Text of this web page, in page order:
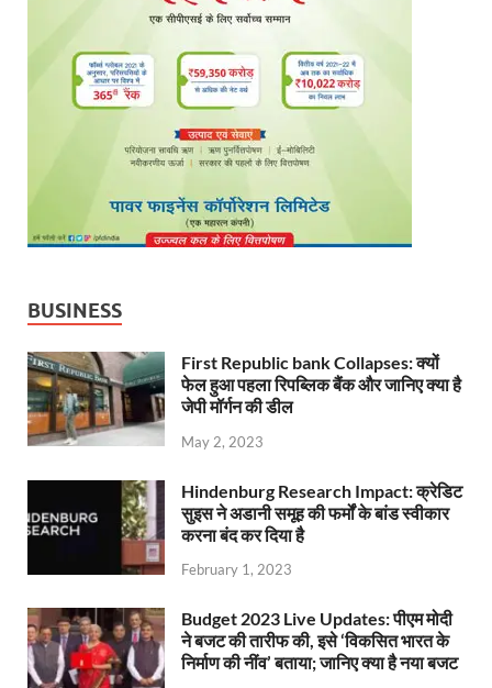
BUSINESS
First Republic bank Collapses: क्यों
फेल हुआ पहला रिपब्लिक बैंक और जानिए क्या है
जेपी मॉर्गन की डील
May 2, 2023
Hindenburg Research Impact: क्रेडिट
सुइस ने अडानी समूह की फर्मों के बांड स्वीकार
करना बंद कर दिया है
February 1, 2023
Budget 2023 Live Updates: पीएम मोदी
ने बजट की तारीफ की, इसे ‘विकसित भारत के
निर्माण की नींव’ बताया; जानिए क्या है नया बजट